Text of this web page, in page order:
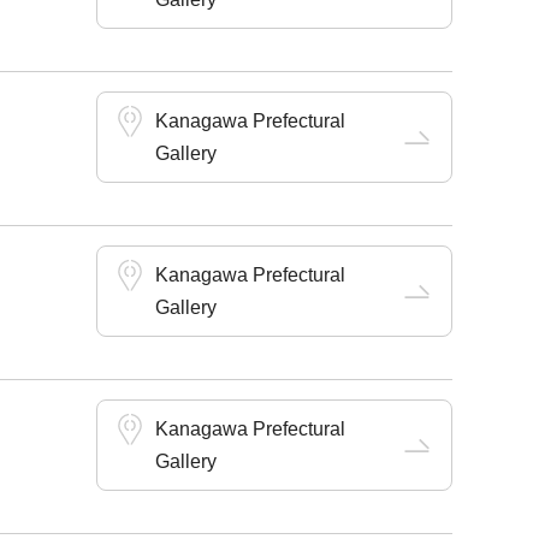
Kanagawa Prefectural
Gallery
Kanagawa Prefectural
Gallery
Kanagawa Prefectural
Gallery